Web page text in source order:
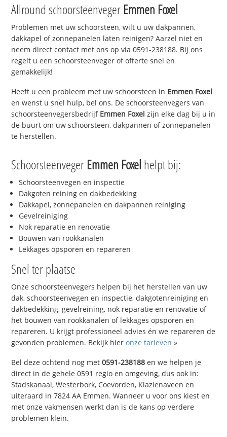
Allround schoorsteenveger Emmen Foxel
Problemen met uw schoorsteen, wilt u uw dakpannen,
dakkapel of zonnepanelen laten reinigen? Aarzel niet en
neem direct contact met ons op via 0591-238188. Bij ons
regelt u een schoorsteenveger of offerte snel en
gemakkelijk!
Heeft u een probleem met uw schoorsteen in Emmen Foxel
en wenst u snel hulp, bel ons. De schoorsteenvegers van
schoorsteenvegersbedrijf Emmen Foxel zijn elke dag bij u in
de buurt om uw schoorsteen, dakpannen of zonnepanelen
te herstellen.
Schoorsteenveger Emmen Foxel helpt bij:
Schoorsteenvegen en inspectie
Dakgoten reining en dakbedekking
Dakkapel, zonnepanelen en dakpannen reiniging
Gevelreiniging
Nok reparatie en renovatie
Bouwen van rookkanalen
Lekkages opsporen en repareren
Snel ter plaatse
Onze schoorsteenvegers helpen bij het herstellen van uw
dak, schoorsteenvegen en inspectie, dakgotenreiniging en
dakbedekking, gevelreining, nok reparatie en renovatie of
het bouwen van rookkanalen of lekkages opsporen en
repareren. U krijgt professioneel advies én we repareren de
gevonden problemen. Bekijk hieronze tarieven »
Bel deze ochtend nog met0591-238188 en we helpen je
direct in de gehele 0591 regio en omgeving, dus ook in:
Stadskanaal, Westerbork, Coevorden, Klazienaveen en
uiteraard in 7824 AA Emmen. Wanneer u voor ons kiest en
met onze vakmensen werkt dan is de kans op verdere
problemen klein.